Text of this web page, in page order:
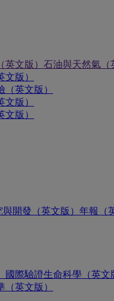
文版） 石油與天然氣（
版）
（英文版）
版）
文版）
與開發（英文版） 年報（
國際驗證生命科學（英文
（英文版）